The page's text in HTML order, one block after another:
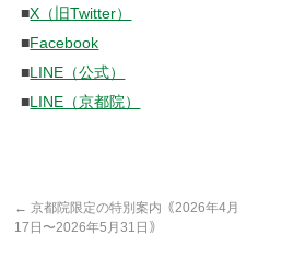
■X（旧Twitter）
■Facebook
■LINE（公式）
■LINE（京都院）
← 京都院限定の特別案内｟2026年4月
17日〜2026年5月31日｠